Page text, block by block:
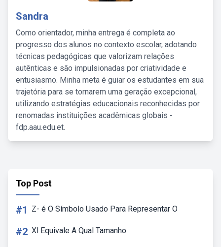
Sandra
Como orientador, minha entrega é completa ao
progresso dos alunos no contexto escolar, adotando
técnicas pedagógicas que valorizam relações
autênticas e são impulsionadas por criatividade e
entusiasmo. Minha meta é guiar os estudantes em sua
trajetória para se tornarem uma geração excepcional,
utilizando estratégias educacionais reconhecidas por
renomadas instituições acadêmicas globais -
fdp.aau.edu.et.
Top Post
#1 Z- é O Símbolo Usado Para Representar O
#2 Xl Equivale A Qual Tamanho